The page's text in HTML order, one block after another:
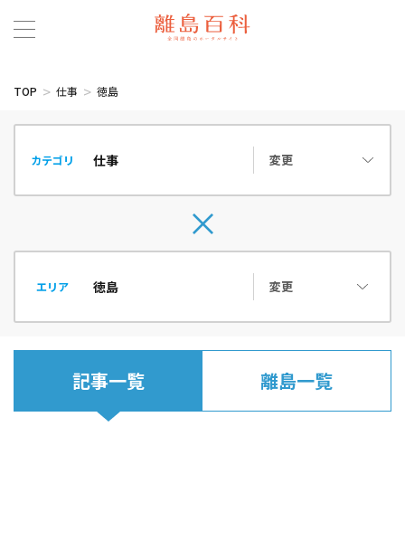
TOP 仕事 徳島
カテゴリ 変更
エリア 変更
記事一覧 離島一覧